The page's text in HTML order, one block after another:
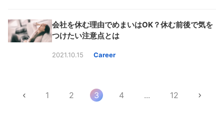
会社を休む理由でめまいはOK？休む前後で気を
つけたい注意点とは
2021.10.15 Career
1 2 3 4 ... 12